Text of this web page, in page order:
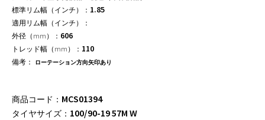
1.85
606
110
ローテーション方向矢印あり
MCS01394
100/90-19 57M W